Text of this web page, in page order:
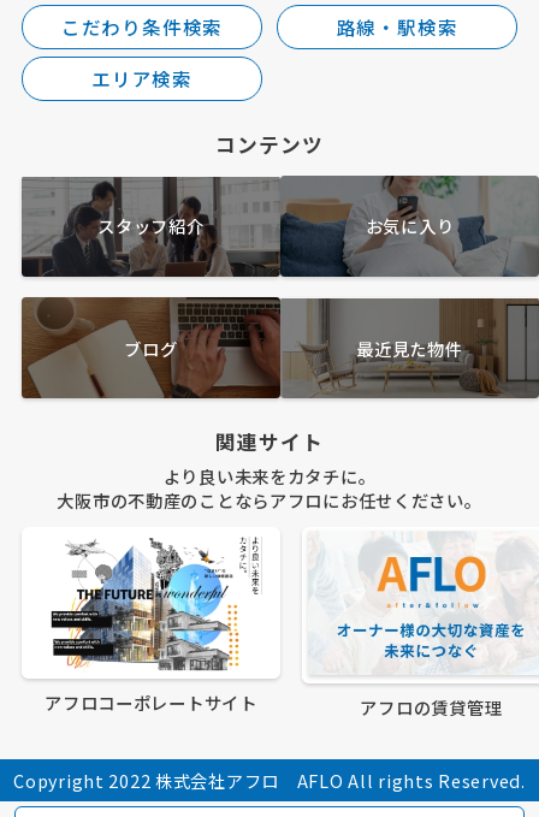
こだわり条件検索
路線・駅検索
エリア検索
コンテンツ
スタッフ紹介 お気に入り
ブログ 最近見た物件
関連サイト
より良い未来をカタチに。
大阪市の不動産のことならアフロにお任せください。
アフロコーポレートサイト アフロの賃貸管理
Copyright 2022 株式会社アフロ AFLO All rights Reserved.